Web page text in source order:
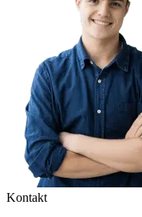
Kontakt